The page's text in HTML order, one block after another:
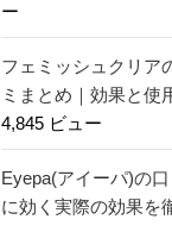
ー
フェミッシュクリア
ミまとめ｜効果と使
4,845 ビュー
Eyepa(アイーパ)の
に効く実際の効果を